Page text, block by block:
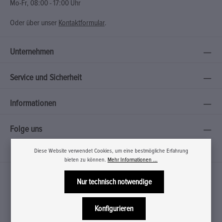
Mo-Fr, 08:00 - 17:00 Uhr
Oder über unser Kontaktformular.
Unternehmen
Service und Sicherheit
Informationen
Folge uns
Diese Website verwendet Cookies, um eine bestmögliche Erfahrung
bieten zu können. Mehr Informationen ...
Nur technisch notwendige
Konfigurieren